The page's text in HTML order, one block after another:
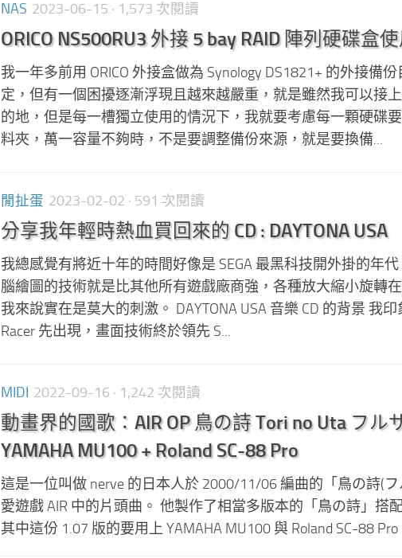
NAS 2023-06-15 · 1,573 次閱讀
ORICO NS500RU3 外接 5 bay RAID 陣列硬碟盒
我一年多前用 ORICO 外接盒做為 Synology DS1821+ 的外接備
定，但有一個困擾逐漸浮現且越來越嚴重，就是雖然我可以接
的地，但是每一槽獨立使用的情況下，我就要考慮每一顆硬碟
料夾，萬一容量不夠時，不是要調整備份來源，就是要換備...
閒扯蛋 2023-02-02 · 591 次閱讀
分享我年輕時熱血買回來的 CD : DAYTONA USA
我總感覺有將近十年的時間好像是 SEGA 最黑科技開外掛的年
腦繪圖的技術就是比其他所有遊戲廠商強，各種放大縮小旋轉
我來說實在是莫大的刺激。 DAYTONA USA 音樂 CD 的背景 我印
Racer 先出現，畫面技術終於領先 S...
MIDI 2022-09-16 · 1,242 次閱讀
動畫界的國歌：AIR OP 鳥の詩 Tori no Uta フル
YAMAHA MU100 + Roland SC-88 Pro
這是一位叫做 nerve 的日本人於 2000/11/06 編曲的「鳥の詩(
愛遊戲 AIR 中的片頭曲。 他製作了相當多版本的「鳥の詩」搭
其中這份 1.07 版的要用上 YAMAHA MU100 與 Roland SC-88